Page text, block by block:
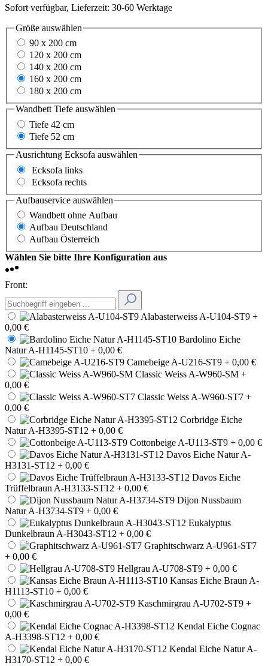
Sofort verfügbar, Lieferzeit: 30-60 Werktage
Größe auswählen
90 x 200 cm
120 x 200 cm
140 x 200 cm
160 x 200 cm
180 x 200 cm
Wandbett Tiefe auswählen
Tiefe 42 cm
Tiefe 52 cm
Ausrichtung Ecksofa auswählen
Ecksofa links
Ecksofa rechts
Aufbauservice auswählen
Wandbett ohne Aufbau
Aufbau Deutschland
Aufbau Österreich
Wählen Sie bitte Ihre Konfiguration aus
Front:
Alabasterweiss A-U104-ST9 +
0,00 €
Bardolino Eiche
Natur A-H1145-ST10 + 0,00 €
Camebeige A-U216-ST9 + 0,00 €
Classic Weiss A-W960-SM +
0,00 €
Classic Weiss A-W960-ST7 +
0,00 €
Corbridge Eiche
Natur A-H3395-ST12 + 0,00 €
Cottonbeige A-U113-ST9 + 0,00 €
Davos Eiche Natur A-
H3131-ST12 + 0,00 €
Davos Eiche
Trüffelbraun A-H3133-ST12 + 0,00 €
Dijon Nussbaum
Natur A-H3734-ST9 + 0,00 €
Eukalyptus
Dunkelbraun A-H3043-ST12 + 0,00 €
Graphitschwarz A-U961-ST7
+ 0,00 €
Hellgrau A-U708-ST9 + 0,00 €
Kansas Eiche Braun A-
H1113-ST10 + 0,00 €
Kaschmirgrau A-U702-ST9 +
0,00 €
Kendal Eiche Cognac
A-H3398-ST12 + 0,00 €
Kendal Eiche Natur A-
H3170-ST12 + 0,00 €